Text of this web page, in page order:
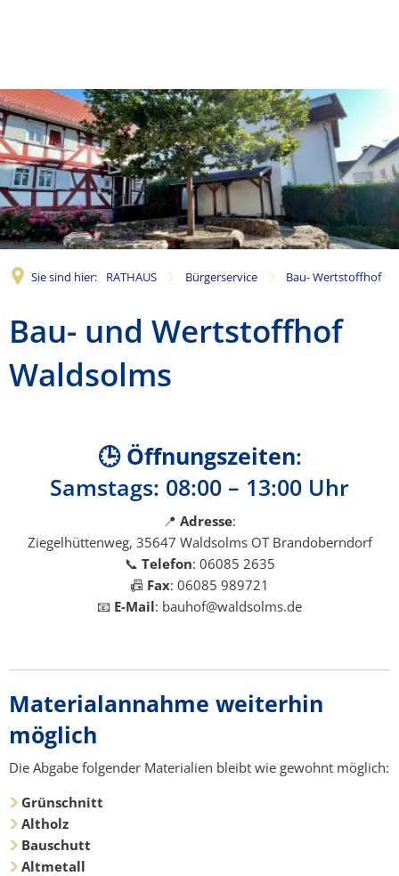
Sie sind hier: RATHAUS Bürgerservice Bau- Wertstoffhof
Bau-
Wertstoffhof
Bau- und Wertstoffhof
Waldsolms
🕒 Öffnungszeiten:
Samstags: 08:00 – 13:00 Uhr
📍 Adresse:
Ziegelhüttenweg, 35647 Waldsolms OT Brandoberndorf
📞 Telefon: 06085 2635
📠 Fax: 06085 989721
📧 E-Mail: bauhof@waldsolms.de
Materialannahme weiterhin
möglich
Die Abgabe folgender Materialien bleibt wie gewohnt möglich:
Grünschnitt
Altholz
Bauschutt
Altmetall